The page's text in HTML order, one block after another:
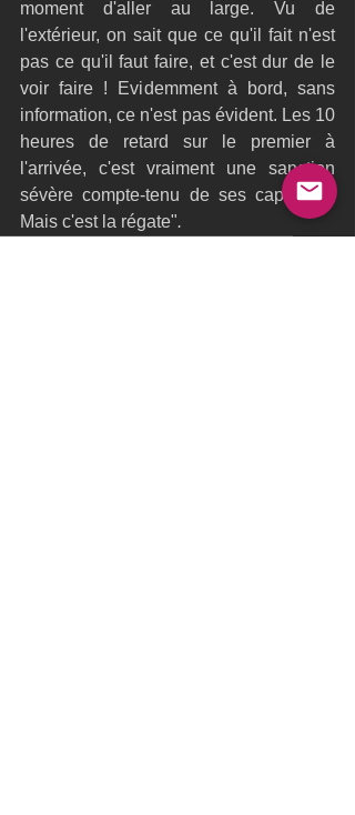
moment d'aller au large. Vu de
l'extérieur, on sait que ce qu'il fait n'est
pas ce qu'il faut faire, et c'est dur de le
voir faire ! Evidemment à bord, sans
information, ce n'est pas évident. Les 10
heures de retard sur le premier à
l'arrivée, c'est vraiment une sanction
sévère compte-tenu de ses capacités.
Mais c'est la régate".